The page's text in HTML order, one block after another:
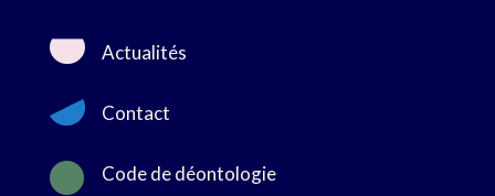
Actualités
Contact
 Code de déontologie